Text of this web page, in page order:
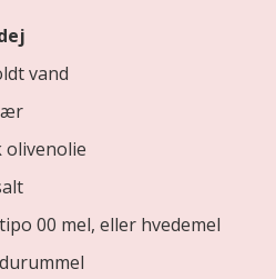
vand
olivenolie
00 mel, eller hvedemel